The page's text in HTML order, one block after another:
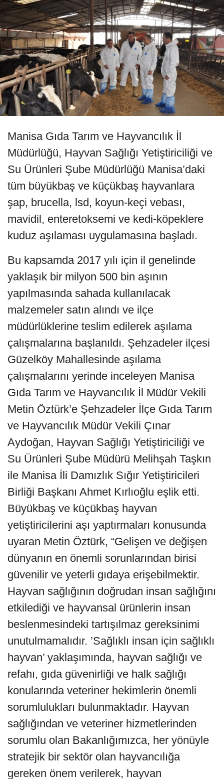
Manisa Gıda Tarım ve Hayvancılık İl
Müdürlüğü, Hayvan Sağlığı Yetiştiriciliği ve
Su Ürünleri Şube Müdürlüğü Manisa’daki
tüm büyükbaş ve küçükbaş hayvanlara
şap, brucella, lsd, koyun-keçi vebası,
mavidil, enteretoksemi ve kedi-köpeklere
kuduz aşılaması uygulamasına başladı.
Bu kapsamda 2017 yılı için il genelinde
yaklaşık bir milyon 500 bin aşının
yapılmasında sahada kullanılacak
malzemeler satın alındı ve ilçe
müdürlüklerine teslim edilerek aşılama
çalışmalarına başlanıldı. Şehzadeler ilçesi
Güzelköy Mahallesinde aşılama
çalışmalarını yerinde inceleyen Manisa
Gıda Tarım ve Hayvancılık İl Müdür Vekili
Metin Öztürk’e Şehzadeler İlçe Gıda Tarım
ve Hayvancılık Müdür Vekili Çınar
Aydoğan, Hayvan Sağlığı Yetiştiriciliği ve
Su Ürünleri Şube Müdürü Melihşah Taşkın
ile Manisa İli Damızlık Sığır Yetiştiricileri
Birliği Başkanı Ahmet Kırlıoğlu eşlik etti.
Büyükbaş ve küçükbaş hayvan
yetiştiricilerini aşı yaptırmaları konusunda
uyaran Metin Öztürk, “Gelişen ve değişen
dünyanın en önemli sorunlarından birisi
güvenilir ve yeterli gıdaya erişebilmektir.
Hayvan sağlığının doğrudan insan sağlığını
etkilediği ve hayvansal ürünlerin insan
beslenmesindeki tartışılmaz gereksinimi
unutulmamalıdır. ’Sağlıklı insan için sağlıklı
hayvan’ yaklaşımında, hayvan sağlığı ve
refahı, gıda güvenirliği ve halk sağlığı
konularında veteriner hekimlerin önemli
sorumlulukları bulunmaktadır. Hayvan
sağlığından ve veteriner hizmetlerinden
sorumlu olan Bakanlığımızca, her yönüyle
stratejik bir sektör olan hayvancılığa
gereken önem verilerek, hayvan